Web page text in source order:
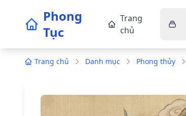
Phong
Tục
Trang
chủ
Trang chủ Danh mục Phong thủy